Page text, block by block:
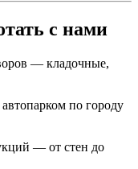
с нами
— кладочные,
по городу
— от стен до